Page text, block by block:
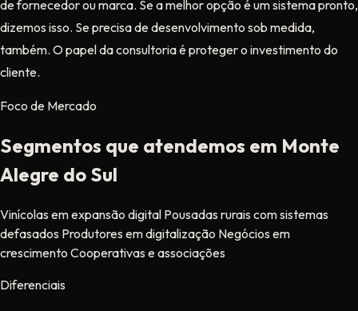
de fornecedor ou marca. Se a melhor opção é um sistema pronto,
dizemos isso. Se precisa de desenvolvimento sob medida,
também. O papel da consultoria é proteger o investimento do
cliente.
Foco de Mercado
Segmentos que atendemos em Monte
Alegre do Sul
Vinícolas em expansão digital Pousadas rurais com sistemas
defasados Produtores em digitalização Negócios em
crescimento Cooperativas e associações
Diferenciais